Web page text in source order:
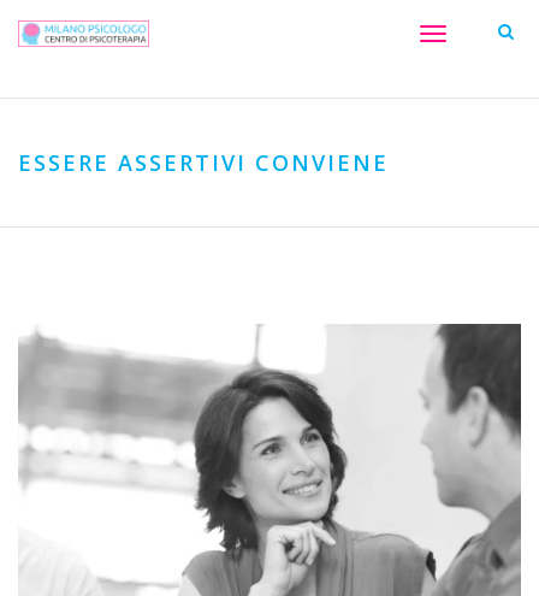
Toggle
ESSERE ASSERTIVI CONVIENE